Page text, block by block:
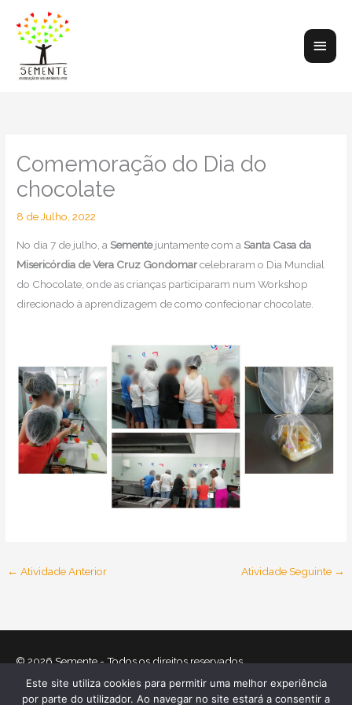
content
Main
Comemoração do Dia do
chocolate
8 de Julho, 2022
No dia 7 de julho, aSementejuntamente com aSanta Casa da
Misericórdia de Vera Cruz Gondomarcelebraram o Dia Mundial
do Chocolate, onde as crianças participaram num Workshop
direcionado à aprendizagem de como confecionar chocolate.
← Atividade Anterior Atividade Seguinte →
© 2026Semente- Todos os direitos reservados
Home O que nos move Equipa Atividades
Relatórios
Este site utiliza cookies para permitir uma melhor experiência
por parte do utilizador. Ao navegar no site estará a consentir a